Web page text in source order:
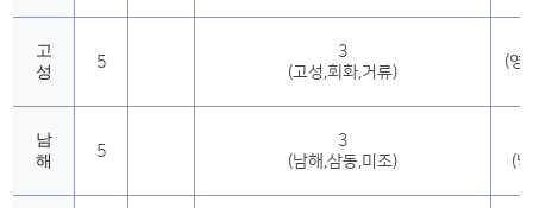
고
성
5
3
(고성,회화,거류)
(영
남
해
5
3
(남해,삼동,미조)
(